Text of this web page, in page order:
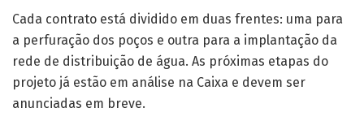
Cada contrato está dividido em duas frentes: uma para
a perfuração dos poços e outra para a implantação da
rede de distribuição de água. As próximas etapas do
projeto já estão em análise na Caixa e devem ser
anunciadas em breve.